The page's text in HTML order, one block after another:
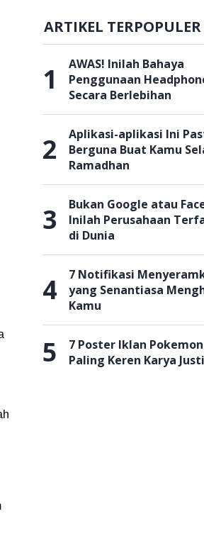
ARTIKEL TERPOPULER
1
AWAS! Inilah Bahaya
Penggunaan
Secara Berlebihan
2
Aplikasi-aplikasi Ini
Berguna Buat Kamu
Ramadhan
3
Bukan Google atau
Inilah Perusahaan
di Dunia
4
7 Notifikasi
yang Senantiasa
Kamu
5
7 Poster Iklan Pokemon
Paling Keren Karya